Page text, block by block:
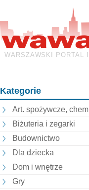
WARSZAWSKI PORTAL
Kategorie
Art. spożywcze,
Biżuteria i zegarki
Budownictwo
Dla dziecka
Dom i wnętrze
Gry